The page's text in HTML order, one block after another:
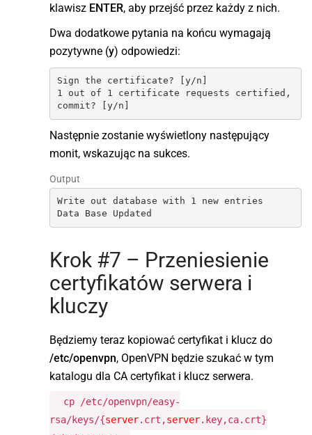
klawisz ENTER, aby przejść przez każdy z nich.
Dwa dodatkowe pytania na końcu wymagają
pozytywne (y) odpowiedzi:
Sign the certificate? [y/n]
1 out of 1 certificate requests certified,
commit? [y/n]
Następnie zostanie wyświetlony następujący
monit, wskazując na sukces.
Output
Write out database with 1 new entries
Data Base Updated
Krok #7 – Przeniesienie
certyfikatów serwera i
kluczy
Będziemy teraz kopiować certyfikat i klucz do
/etc/openvpn, OpenVPN będzie szukać w tym
katalogu dla CA certyfikat i klucz serwera.
cp /etc/openvpn/easy-
rsa/keys/{server.crt,server.key,ca.crt}